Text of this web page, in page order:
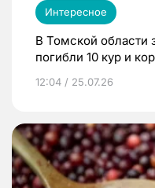
Интересное
В Томской области
погибли 10 кур и
12:04 / 25.07.26